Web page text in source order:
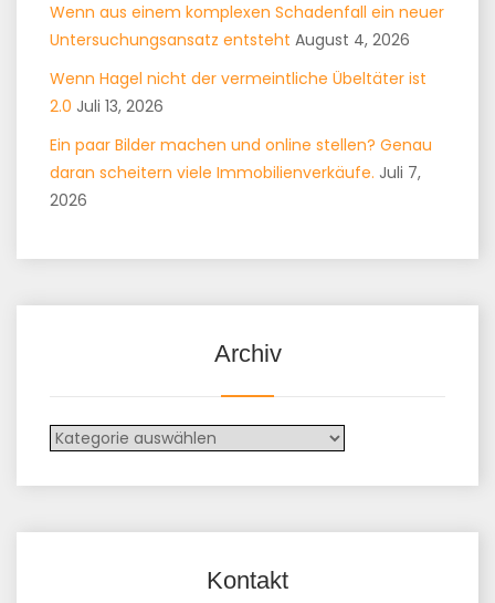
Wenn aus einem komplexen Schadenfall ein neuer
Untersuchungsansatz entsteht August 4, 2026
Wenn Hagel nicht der vermeintliche Übeltäter ist
2.0 Juli 13, 2026
Ein paar Bilder machen und online stellen? Genau
daran scheitern viele Immobilienverkäufe. Juli 7,
2026
Archiv
Kontakt